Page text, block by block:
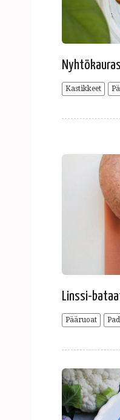
Kastikkeet
Linssi-
Pääruoat